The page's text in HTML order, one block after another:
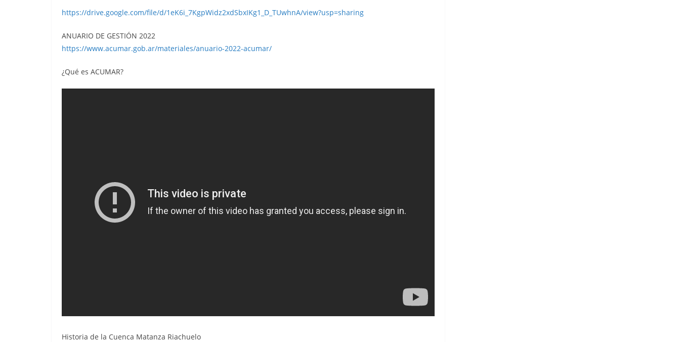
https://drive.google.com/file/d/1eK6i_7KgpWidz2xdSbxIKg1_D_TUwhnA/view?usp=sharing
ANUARIO DE GESTIÓN 2022
https://www.acumar.gob.ar/materiales/anuario-2022-acumar/
¿Qué es ACUMAR?
Historia de la Cuenca Matanza Riachuelo